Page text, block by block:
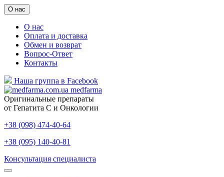
О нас
О нас
Оплата и доставка
Обмен и возврат
Вопрос-Ответ
Контакты
Наша группа в Facebook
medfarma
Оригинальные препараты
от Гепатита С и Онкологии
+38 (098) 474-40-64
+38 (095) 140-40-81
Консультация специалиста